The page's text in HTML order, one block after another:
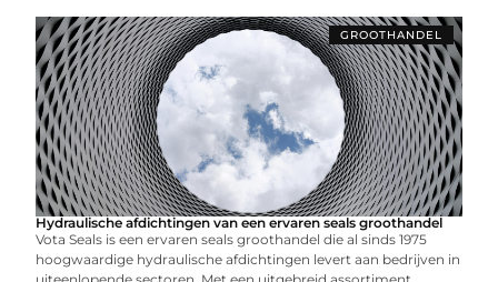
GROOTHANDEL
Hydraulische afdichtingen van een ervaren seals groothandel
Vota Seals is een ervaren seals groothandel die al sinds 1975
hoogwaardige hydraulische afdichtingen levert aan bedrijven in